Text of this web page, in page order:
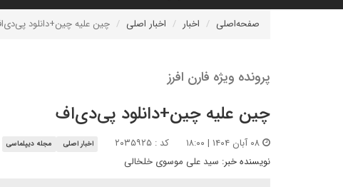
صفحه‌اصلی اخبار اخبار اصلی چین علیه چین+دانلود
پرونده ویژه فارن افرز
چین علیه چین+دانلود پی‌دی‌اف
کد : ۲۰۳۵۹۲۵ اخبار اصلی مجله دیپلماسی
نویسنده خبر: سید علی موسوی خلخالی